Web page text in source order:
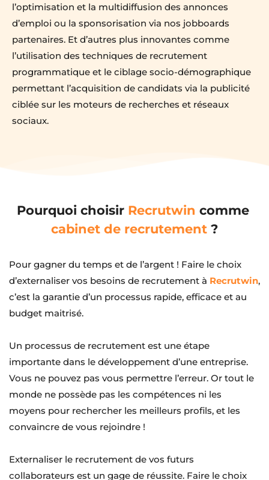
l’optimisation et la multidiffusion des annonces
d’emploi ou la sponsorisation via nos jobboards
partenaires. Et d’autres plus innovantes comme
l’utilisation des techniques de recrutement
programmatique et le ciblage socio-démographique
permettant l’acquisition de candidats via la publicité
ciblée sur les moteurs de recherches et réseaux
sociaux.
Pourquoi choisir Recrutwin
comme
cabinet de recrutement ?
Pour gagner du temps et de l’argent ! Faire le choix
d’externaliser vos besoins de recrutement à Recrutwin,
c’est la garantie d’un processus rapide, efficace et au
budget maitrisé.
Un processus de recrutement est une étape
importante dans le développement d’une entreprise.
Vous ne pouvez pas vous permettre l’erreur. Or tout le
monde ne possède pas les compétences ni les
moyens pour rechercher les meilleurs profils, et les
convaincre de vous rejoindre !
Externaliser le recrutement de vos futurs
collaborateurs est un gage de réussite. Faire le choix